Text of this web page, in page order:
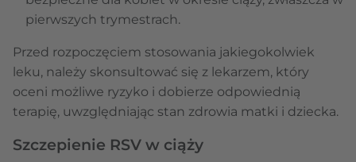
pierwszych trymestrach.
Przed rozpoczęciem stosowania jakiegokolwiek
leku, należy skonsultować się z lekarzem, który
oceni możliwe ryzyko i dobierze odpowiednią
terapię, uwzględniając stan zdrowia matki i dziecka.
Szczepienie RSV w ciąży